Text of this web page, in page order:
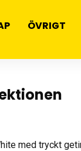
ÖVRIGT
med tryckt